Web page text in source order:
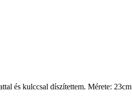
és kulccsal díszítettem. Mérete: 23cm